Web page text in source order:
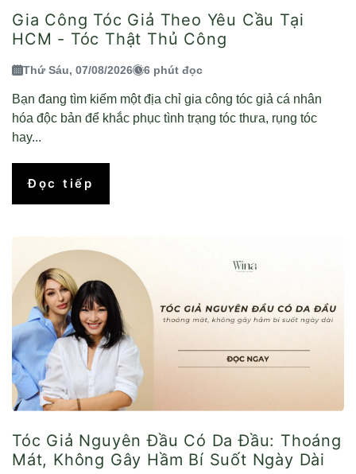
Gia Công Tóc Giả Theo Yêu Cầu Tại
HCM - Tóc Thật Thủ Công
Thứ Sáu, 07/08/2026 6 phút đọc
Bạn đang tìm kiếm một địa chỉ gia công tóc giả cá nhân
hóa độc bản để khắc phục tình trạng tóc thưa, rụng tóc
hay...
Đọc tiếp
Tóc Giả Nguyên Đầu Có Da Đầu: Thoáng
Mát, Không Gây Hầm Bí Suốt Ngày Dài